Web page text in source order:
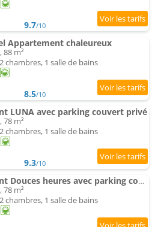
9.7/10
Appartement chaleureux
m²
chambres, 1 salle de bains
8.5/10
LUNA avec parking couvert privé
m²
chambres, 1 salle de bains
9.3/10
Appartement Douces heures avec parking couvert privé
m²
chambres, 1 salle de bains